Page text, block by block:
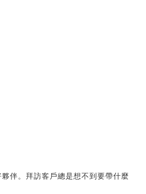
伴。拜訪客戶總是想不到要帶什麼